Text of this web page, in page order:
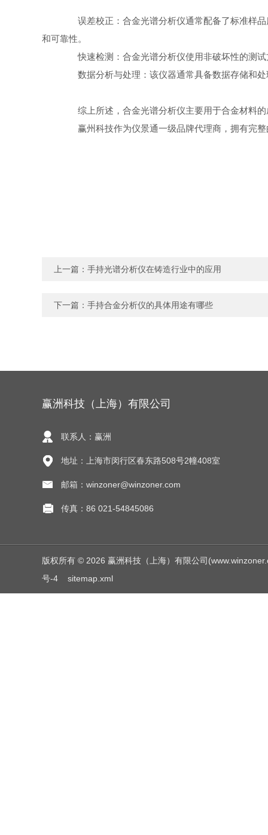
误差校正：合金光谱分析仪通常配备了标准样品
和可靠性。
快速检测：合金光谱分析仪使用非破坏性的测试
数据分析与处理：该仪器通常具备数据存储和处
综上所述，合金光谱分析仪主要用于合金材料的
赢州科技作为仪景通一级品牌代理商，拥有完整
上一篇： 手持光谱分析仪在铸造行业中的应用
下一篇： 手持合金分析仪的具体用途有哪些
赢洲科技（上海）有限公司
联系人：赢洲
地址：上海市闵行区春东路508号2幢408室
邮箱：winzoner@winzoner.com
传真：86 021-54845086
版权所有 © 2026 赢洲科技（上海）有限公司
号-4
sitemap.xml